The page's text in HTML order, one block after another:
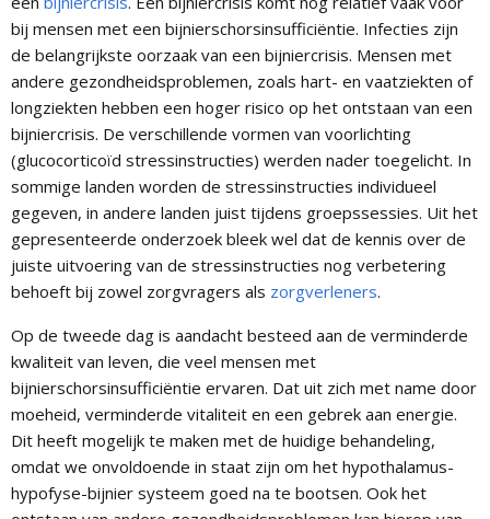
bij mensen met een bijnierschorsinsufficiëntie. Infecties zijn
de belangrijkste oorzaak van een bijniercrisis. Mensen met
andere gezondheidsproblemen, zoals hart- en vaatziekten of
longziekten hebben een hoger risico op het ontstaan van een
bijniercrisis. De verschillende vormen van voorlichting
(glucocorticoïd stressinstructies) werden nader toegelicht. In
sommige landen worden de stressinstructies individueel
gegeven, in andere landen juist tijdens groepssessies. Uit het
gepresenteerde onderzoek bleek wel dat de kennis over de
juiste uitvoering van de stressinstructies nog verbetering
behoeft bij zowel zorgvragers als zorgverleners.
Op de tweede dag is aandacht besteed aan de verminderde
kwaliteit van leven, die veel mensen met
bijnierschorsinsufficiëntie ervaren. Dat uit zich met name door
moeheid, verminderde vitaliteit en een gebrek aan energie.
Dit heeft mogelijk te maken met de huidige behandeling,
omdat we onvoldoende in staat zijn om het hypothalamus-
hypofyse-bijnier systeem goed na te bootsen. Ook het